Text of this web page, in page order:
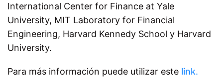
International Center for Finance at Yale
University, MIT Laboratory for Financial
Engineering, Harvard Kennedy School y Harvard
University.
Para más información puede utilizar este link.